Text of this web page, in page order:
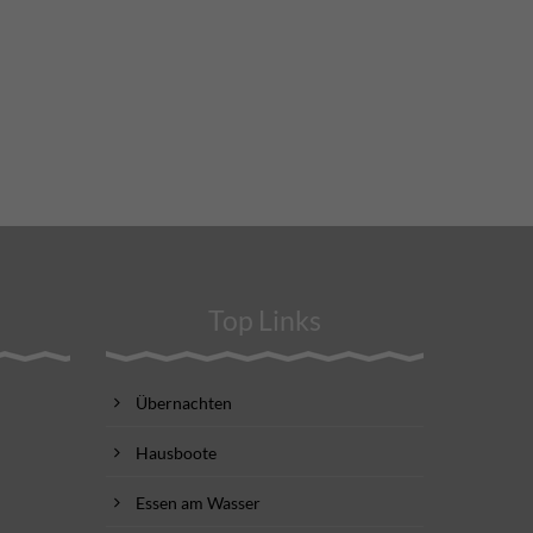
Top Links
Übernachten
Hausboote
Essen am Wasser